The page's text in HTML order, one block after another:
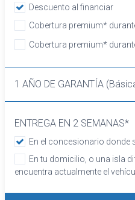
Asientos traseros de
banco de
abatible asimétrico
Volante revestido de
Retrovisor interior
Confort
Limitador de
Elevalunas eléctricos
calefacción del motor
Aire acondicionado
Equipo de audio con
Descuento al financiar
Cobertura premium*
Cobertura premium*
1 AÑO DE GARANTÍA
ENTREGA EN 2 SEMANAS*
En el concesionario donde
En tu domicilio, o una isla
encuentra actualmente el